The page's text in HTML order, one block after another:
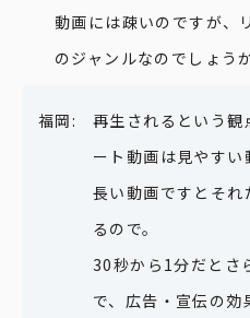
お知
イン
お問
動画には疎いのですが、
のジャンルなのでしょうか
再生されるという観
ート動画は見やすい
長い動画ですとそ
るので。
30秒から1分だとさ
で、広告・宣伝の効